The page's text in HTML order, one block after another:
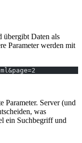
übergibt Daten als
Parameter werden mit
Parameter. Server (und
was
ein Suchbegriff und